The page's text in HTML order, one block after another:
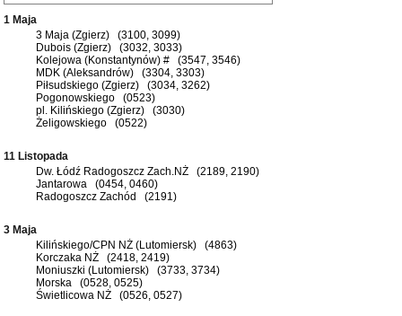
1 Maja
3 Maja (Zgierz) (3100, 3099)
Dubois (Zgierz) (3032, 3033)
Kolejowa (Konstantynów) # (3547, 3546)
MDK (Aleksandrów) (3304, 3303)
Piłsudskiego (Zgierz) (3034, 3262)
Pogonowskiego (0523)
pl. Kilińskiego (Zgierz) (3030)
Żeligowskiego (0522)
11 Listopada
Dw. Łódź Radogoszcz Zach.NŻ (2189, 2190)
Jantarowa (0454, 0460)
Radogoszcz Zachód (2191)
3 Maja
Kilińskiego/CPN NŻ (Lutomiersk) (4863)
Korczaka NŻ (2418, 2419)
Moniuszki (Lutomiersk) (3733, 3734)
Morska (0528, 0525)
Świetlicowa NŻ (0526, 0527)